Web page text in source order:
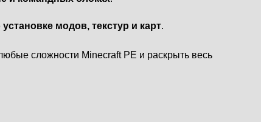
модов, текстур и карт.
сложности Minecraft PE и раскрыть весь